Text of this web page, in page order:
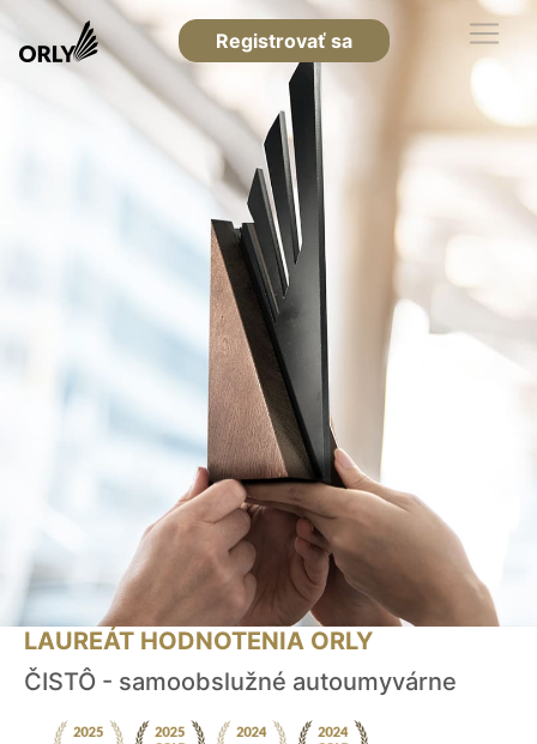
Registrovať sa
LAUREÁT HODNOTENIA ORLY
ČISTÔ - samoobslužné autoumyvárne